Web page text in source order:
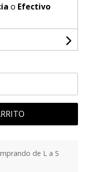
o Efectivo
de L a S